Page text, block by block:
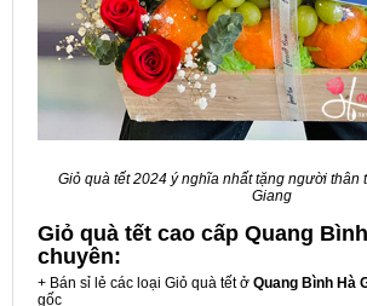
Giỏ quà tết 2024 ý nghĩa nhất tặng người thân
Giang
Giỏ quà tết cao cấp Quang
chuyên:
+ Bán sỉ lẻ các loại Giỏ quà tết ở Quang Bình Hà
gốc